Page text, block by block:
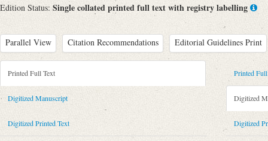
Edition Status: Single collated printed full text with registry labelling
Parallel View Citation Recommendations Editorial Guidelines Print
Metadata Concerning Header
Sender: Charlotte Ernst, Ludwig Emanuel Ernst
Recipient: August Wilhelm von Schlegel
Place of Dispatch: Dresden
Place of Destination: Genf
Printed Full Text
Digitized Manuscript
Digitized Printed Text
Printed
Digitized
Digitized